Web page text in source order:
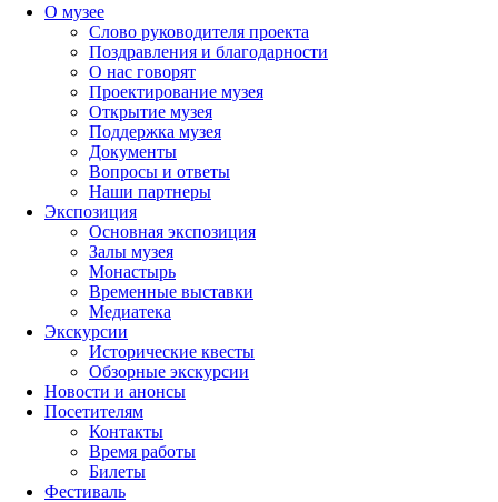
О музее
Слово руководителя проекта
Поздравления и благодарности
О нас говорят
Проектирование музея
Открытие музея
Поддержка музея
Документы
Вопросы и ответы
Наши партнеры
Экспозиция
Основная экспозиция
Залы музея
Монастырь
Временные выставки
Медиатека
Экскурсии
Исторические квесты
Обзорные экскурсии
Новости и анонсы
Посетителям
Контакты
Время работы
Билеты
Фестиваль